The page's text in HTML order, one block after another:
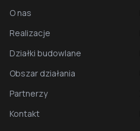
O nas
Realizacje
Działki budowlane
Obszar działania
Partnerzy
Kontakt